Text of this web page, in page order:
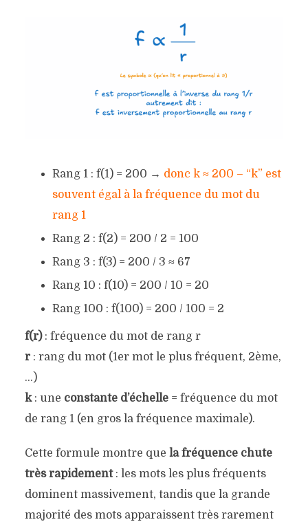
Rang 1 : f(1) = 200 → donc k ≈ 200 – “k” est
souvent égal à la fréquence du mot du
rang 1
Rang 2 : f(2) = 200 / 2 = 100
Rang 3 : f(3) = 200 / 3 ≈ 67
Rang 10 : f(10) = 200 / 10 = 20
Rang 100 : f(100) = 200 / 100 = 2
f(r): fréquence du mot de rang r
r: rang du mot (1er mot le plus fréquent, 2ème,
…)
k: une constante d’échelle= fréquence du mot
de rang 1 (en gros la fréquence maximale).
Cette formule montre que la fréquence chute
très rapidement: les mots les plus fréquents
dominent massivement, tandis que la grande
majorité des mots apparaissent très rarement